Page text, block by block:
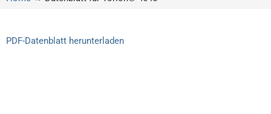
PDF-Datenblatt herunterladen